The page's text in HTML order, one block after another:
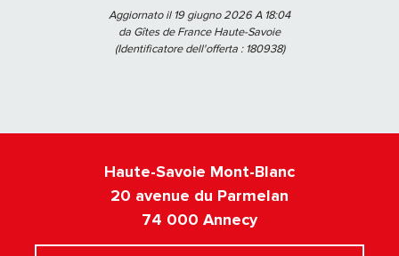
Aggiornato il 19 giugno 2026 A 18:04
da Gîtes de France Haute-Savoie
(Identificatore dell'offerta : 180938)
Haute-Savoie Mont-Blanc
20 avenue du Parmelan
74 000 Annecy